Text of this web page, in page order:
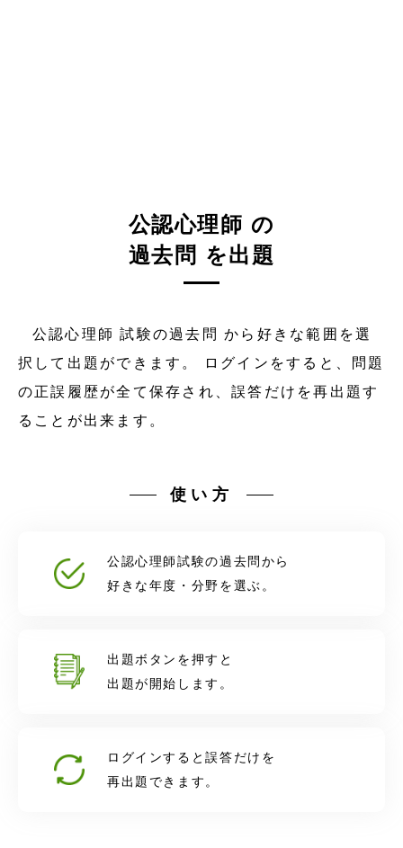
公認心理師 の
過去問 を出題
公認心理師 試験の過去問 から好きな範囲を選
択して出題ができます。 ログインをすると、問題
の正誤履歴が全て保存され、誤答だけを再出題す
ることが出来ます。
使い方
公認心理師試験の過去問から
好きな年度・分野を選ぶ。
出題ボタンを押すと
出題が開始します。
ログインすると誤答だけを
再出題できます。